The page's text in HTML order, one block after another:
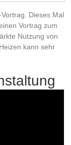
Dieses Mal
Vortrag zum
Nutzung von
kann sehr